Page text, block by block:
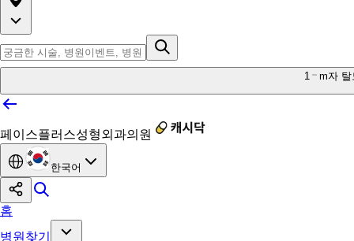
1 m자 탈
페이스플러스성형외과의원
한국어
홈
병원찾기